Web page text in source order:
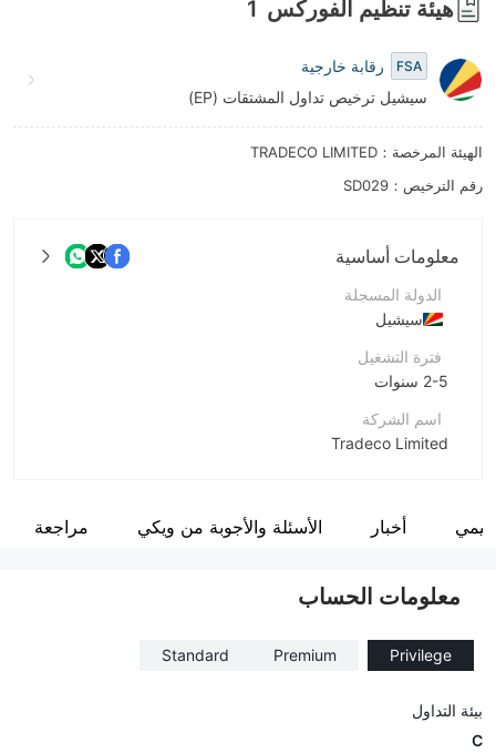
8
9
هيئة تنظيم الفوركس 1
FSA
رقابة خارجية
سيشيل ترخيص تداول المشتقات (EP)
الهيئة المرخصة：TRADECO LIMITED
رقم الترخيص：SD029
معلومات أساسية
الدولة المسجلة
سيشيل
فترة التشغيل
2-5 سنوات
اسم الشركة
Tradeco Limited
موظفو الشركة
أخبار الأسئلة والأجوبة من ويكي مراجعة
معلومات الحساب
Privilege
Premium
Standard
بيئة التداول
C